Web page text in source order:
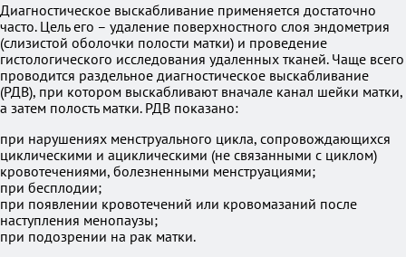
Диагностическое выскабливание применяется достаточно
часто. Цель его – удаление поверхностного слоя эндометрия
(слизистой оболочки полости матки) и проведение
гистологического исследования удаленных тканей. Чаще всего
проводится раздельное диагностическое выскабливание
(РДВ), при котором выскабливают вначале канал шейки матки,
а затем полость матки. РДВ показано:
при нарушениях менструального цикла, сопровождающихся
циклическими и ациклическими (не связанными с циклом)
кровотечениями, болезненными менструациями;
при бесплодии;
при появлении кровотечений или кровомазаний после
наступления менопаузы;
при подозрении на рак матки.